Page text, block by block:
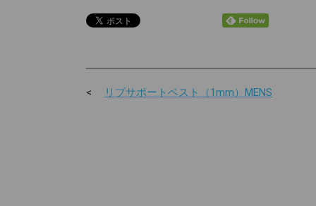
リブサポートベスト（1mm）MENS